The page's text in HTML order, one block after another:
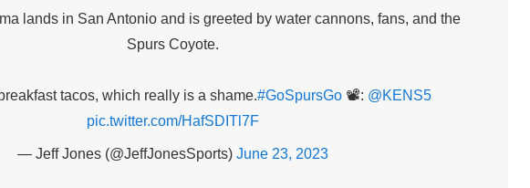
lands in San Antonio and is greeted by water cannons, fans, and the
Spurs Coyote.
tacos, which really is a shame.#GoSpursGo 📽️: @KENS5
pic.twitter.com/HafSDITl7F
— Jeff Jones (@JeffJonesSports) June 23, 2023